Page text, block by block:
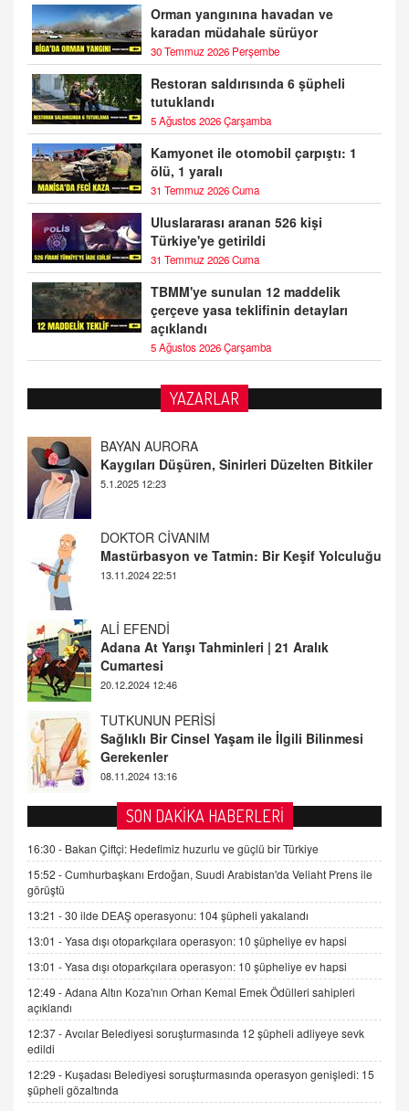
Orman yangınına havadan ve
karadan müdahale sürüyor
30 Temmuz 2026 Perşembe
Restoran saldırısında 6 şüpheli
tutuklandı
5 Ağustos 2026 Çarşamba
Kamyonet ile otomobil çarpıştı: 1
ölü, 1 yaralı
31 Temmuz 2026 Cuma
Uluslararası aranan 526 kişi
Türkiye'ye getirildi
31 Temmuz 2026 Cuma
TBMM'ye sunulan 12 maddelik
çerçeve yasa teklifinin detayları
açıklandı
5 Ağustos 2026 Çarşamba
YAZARLAR
DOKTOR CİVANIM
Mastürbasyon ve Tatmin: Bir Keşif Yolculuğu
13.11.2024 22:51
ALİ EFENDİ
Adana At Yarışı Tahminleri | 21 Aralık
Cumartesi
TUTKUNUN PERİSİ
Sağlıklı Bir Cinsel Yaşam ile İlgili Bilinmesi
Gerekenler
08.11.2024 13:16
FARUK ÖNALAN
Tezkere Onaylanmasaydı…
2 Kasım 2021 Salı 00:11
AV. DOĞAN CAN DOĞAN
Kişisel verilerin korunması ve dijital hukukun
gelişimi
15.09.2025 16:17
SEHER EREK
Kış Ayları Geldi, Hangi Önlemler Alınmalı?
9.12.2025 10:11
İNCİ GÜL AKÖL
06.07.2026 13:00
ADEM AKÖL
Esed Destekçilerinin Yüzüne Vurulan Şamar:
SON DAKİKA HABERLERİ
16:30 - Bakan Çiftçi: Hedefimiz huzurlu ve güçlü bir Türkiye
15:52 -Cumhurbaşkanı Erdoğan, Suudi Arabistan'da Veliaht Prens ile
görüştü
13:21 -30 ilde DEAŞ operasyonu: 104 şüpheli yakalandı
13:01 -Yasa dışı otoparkçılara operasyon: 10 şüpheliye ev hapsi
13:01 -Yasa dışı otoparkçılara operasyon: 10 şüpheliye ev hapsi
12:49 -Adana Altın Koza'nın Orhan Kemal Emek Ödülleri sahipleri
açıklandı
12:37 -Avcılar Belediyesi soruşturmasında 12 şüpheli adliyeye sevk
edildi
12:29 - Kuşadası Belediyesi soruşturmasında operasyon genişledi: 15
şüpheli gözaltında